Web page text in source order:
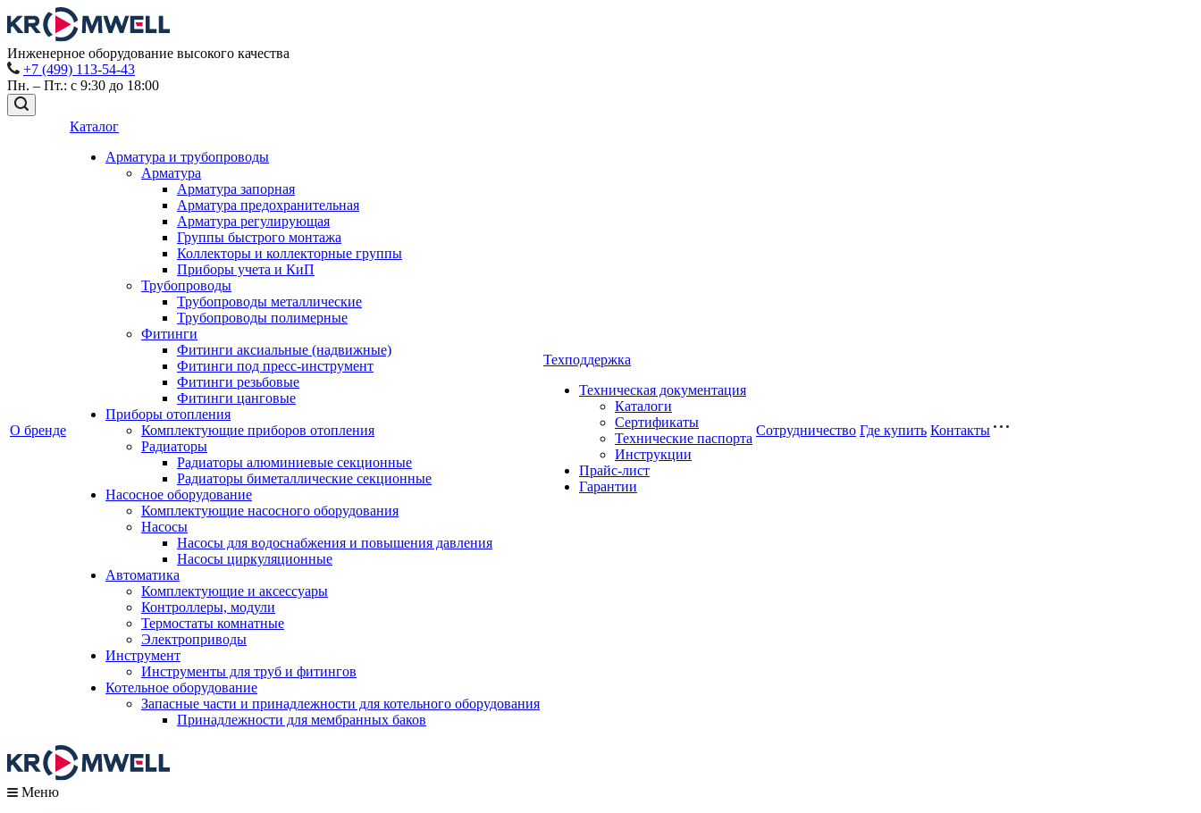
Инженерное оборудование высокого качества
+7 (499) 113-54-43
Пн. – Пт.: с 9:30 до 18:00
О бренде
Каталог
Арматура и трубопроводы
Арматура
Арматура запорная
Арматура предохранительная
Арматура регулирующая
Группы быстрого монтажа
Коллекторы и коллекторные группы
Приборы учета и КиП
Трубопроводы
Трубопроводы металлические
Трубопроводы полимерные
Фитинги
Фитинги аксиальные (надвижные)
Фитинги под пресс-инструмент
Фитинги резьбовые
Фитинги цанговые
Приборы отопления
Комплектующие приборов отопления
Радиаторы
Радиаторы алюминиевые секционные
Радиаторы биметаллические секционные
Насосное оборудование
Комплектующие насосного оборудования
Насосы
Насосы для водоснабжения и повышения давления
Насосы циркуляционные
Автоматика
Комплектующие и аксессуары
Контроллеры, модули
Термостаты комнатные
Электроприводы
Инструмент
Инструменты для труб и фитингов
Котельное оборудование
Запасные части и принадлежности для котельного оборудования
Принадлежности для мембранных баков
Техподдержка
Техническая документация
Каталоги
Сертификаты
Технические паспорта
Инструкции
Прайс-лист
Гарантии
Сотрудничество Где купить Контакты
Меню